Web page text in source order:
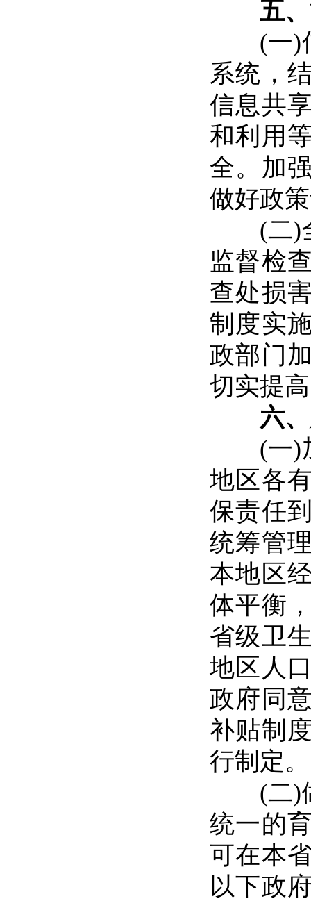
五
(一)信
系统，
信息共
和利用
全。加
做好政
(二)全
监督检
查处损
制度实
政部门
切实提
六
(一)加
地区各
保责任
统筹管
本地区
体平衡
省级卫
地区人
政府同
补贴制
行制定。
(二)做
统一的
可在本
以下政